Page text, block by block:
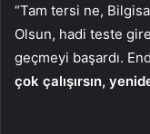
“Tam tersi ne,
Olsun, hadi teste
geçmeyi başardı.
çok çalışırsın,